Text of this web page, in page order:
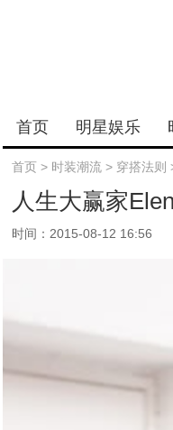
首页 明星娱乐
首页 > 时装潮流 > 穿搭法则
人生大赢家
时间：2015-08-12 16:56